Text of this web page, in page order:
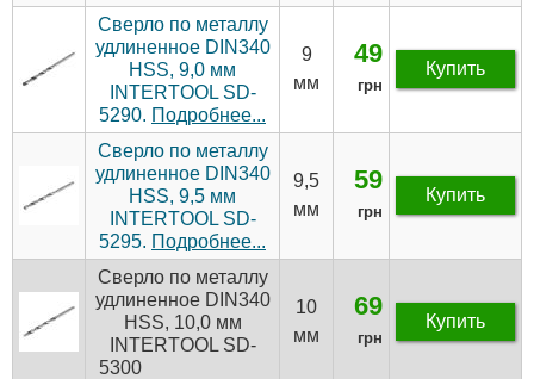
Сверло по металлу
удлиненное DIN340
HSS, 9,0 мм
INTERTOOL SD-
5290. Подробнее...
9
мм
49
грн
Купить
Сверло по металлу
удлиненное DIN340
HSS, 9,5 мм
INTERTOOL SD-
5295. Подробнее...
9,5
мм
59
грн
Купить
Сверло по металлу
удлиненное DIN340
HSS, 10,0 мм
INTERTOOL SD-
5300
10
мм
69
грн
Купить